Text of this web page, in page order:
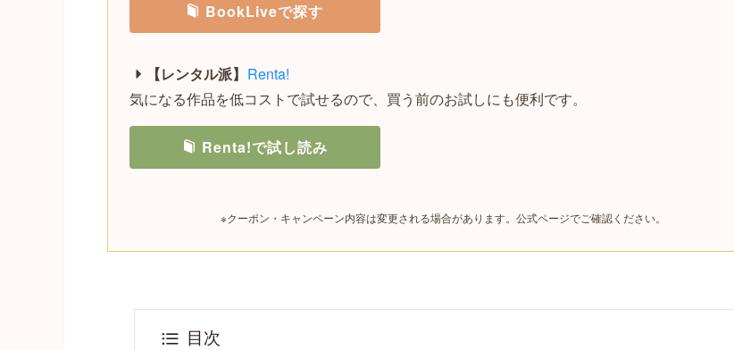
BookLiveで探す
【レンタル派】 Renta!
気になる作品を低コストで試せるので、買う前のお試しにも便利です。
Renta!で試し読み
※クーポン・キャンペーン内容は変更される場合があります。公式ページでご確認ください。
目次